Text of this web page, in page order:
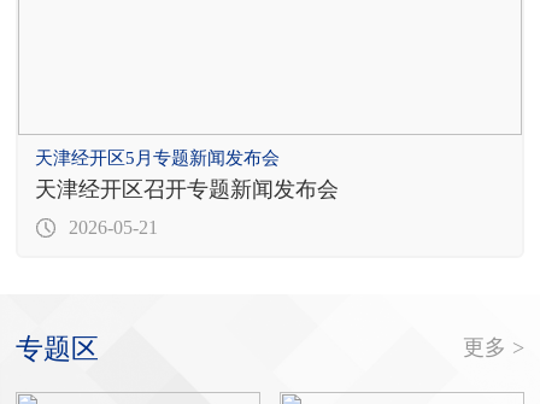
天津经开区5月专题新闻发布会
天津经开区召开专题新闻发布会
2026-05-21
专题区 更多 >